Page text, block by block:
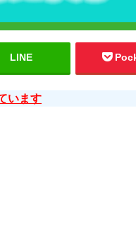
LINE
います